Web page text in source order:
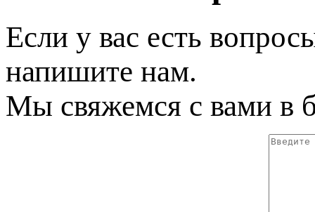
Если у вас есть
напишите нам.
Мы свяжемся с вами в